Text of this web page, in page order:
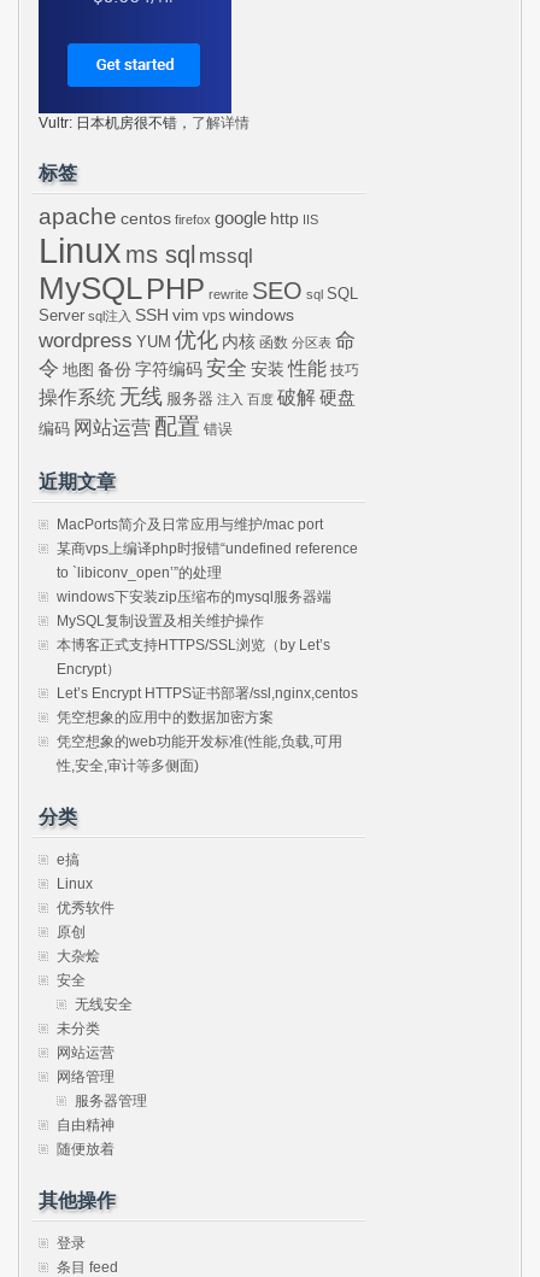
Vultr: 日本机房很不错， 了解详情
标签
apache centos firefox google http IIS
Linux ms sql mssql
MySQLPHP rewrite SEO sql SQL
Server sql注入 SSH vim vps windows
wordpress YUM 优化 内核 函数 分区表 命
令 地图 备份 字符编码 安全 安装 性能 技巧
操作系统 无线 服务器 注入 百度 破解硬盘
编码 网站运营 配置 错误
近期文章
MacPorts简介及日常应用与维护/mac port
某商vps上编译php时报错“undefined reference
to `libiconv_open’”的处理
windows下安装zip压缩布的mysql服务器端
MySQL复制设置及相关维护操作
本博客正式支持HTTPS/SSL浏览（by Let’s
Encrypt）
Let’s Encrypt HTTPS证书部署/ssl,nginx,centos
凭空想象的应用中的数据加密方案
凭空想象的web功能开发标准(性能,负载,可用
性,安全,审计等多侧面)
分类
e搞
Linux
优秀软件
原创
大杂烩
安全
无线安全
未分类
网站运营
网络管理
服务器管理
自由精神
随便放着
其他操作
登录
条目 feed